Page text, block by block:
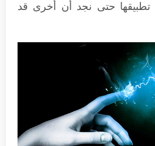
تطبيقها حتى نجد أن أخرى قد